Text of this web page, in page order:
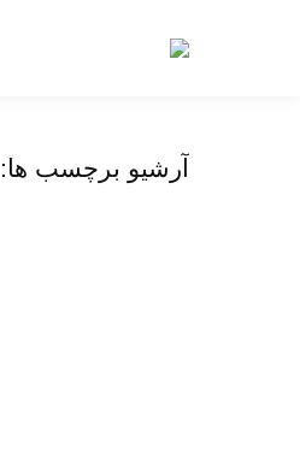
آرشیو برچسب ها: